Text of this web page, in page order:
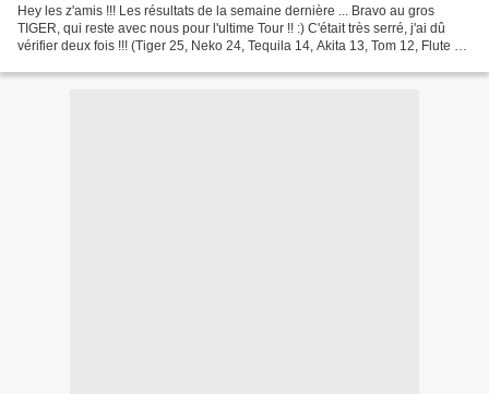
Hey les z'amis !!! Les résultats de la semaine dernière ... Bravo au gros
TIGER, qui reste avec nous pour l'ultime Tour !! :) C'était très serré, j'ai dû
vérifier deux fois !!! (Tiger 25, Neko 24, Tequila 14, Akita 13, Tom 12, Flute 10